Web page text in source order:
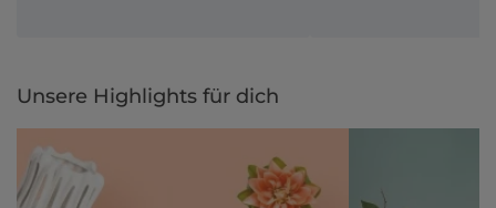
Unsere Highlights für dich